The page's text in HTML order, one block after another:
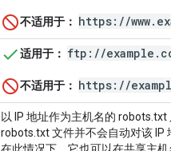
不适用于： https://
适用于： ftp://
不适用于： https://
以 IP 地址作为主机名的
robots.txt 文件并不会自动对该 IP